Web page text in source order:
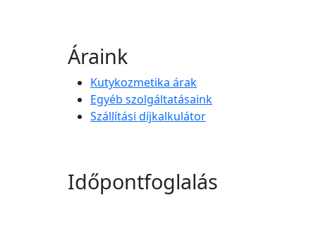
Áraink
Kutykozmetika árak
Egyéb szolgáltatásaink
Szállítási díjkalkulátor
Időpontfoglalás